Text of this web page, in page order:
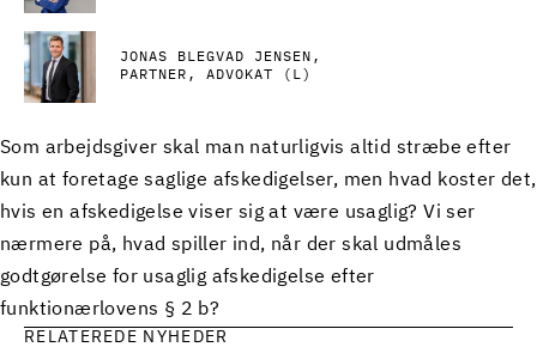
JONAS BLEGVAD JENSEN
PARTNER, ADVOKAT (L)
Som arbejdsgiver skal man naturligvis altid stræbe efter
kun at foretage saglige afskedigelser, men hvad koster det,
hvis en afskedigelse viser sig at være usaglig? Vi ser
nærmere på, hvad spiller ind, når der skal udmåles
godtgørelse for usaglig afskedigelse efter
funktionærlovens § 2 b?
RELATEREDE NYHEDER